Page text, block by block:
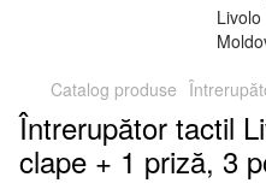
Catalog produse
Întrerupător tactil
clape + 1 priză, 3